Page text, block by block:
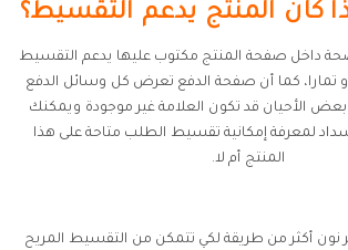
كان المنتج يدعم التقسيط؟
داخل صفحة المنتج مكتوب عليها يدعم التقسيط
تمارا، كما أن صفحة الدفع تعرض كل وسائل الدفع
الأحيان قد تكون العلامة غير موجودة ويمكنك
لمعرفة إمكانية تقسيط الطلب متاحة على هذا
المنتج أم لا.
نون أكثر من طريقة لكي تتمكن من التقسيط المريح